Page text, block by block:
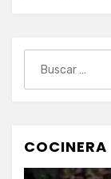
COCINERA